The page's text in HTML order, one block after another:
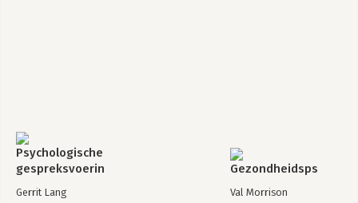
Gerrit Lang Val Morrison